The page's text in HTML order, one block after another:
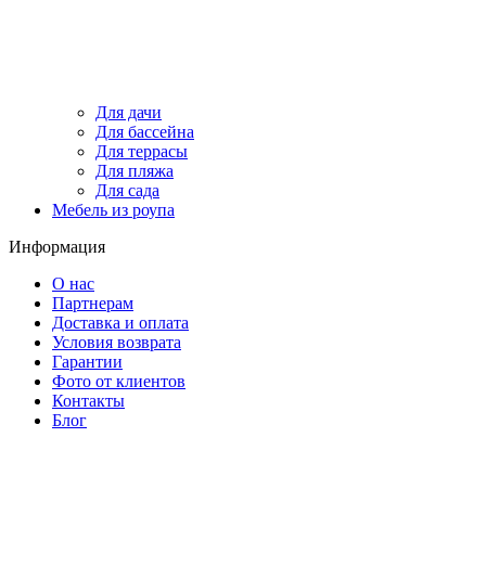
Для дачи
Для бассейна
Для террасы
Для пляжа
Для сада
Мебель из роупа
Информация
О нас
Партнерам
Доставка и оплата
Условия возврата
Гарантии
Фото от клиентов
Контакты
Блог